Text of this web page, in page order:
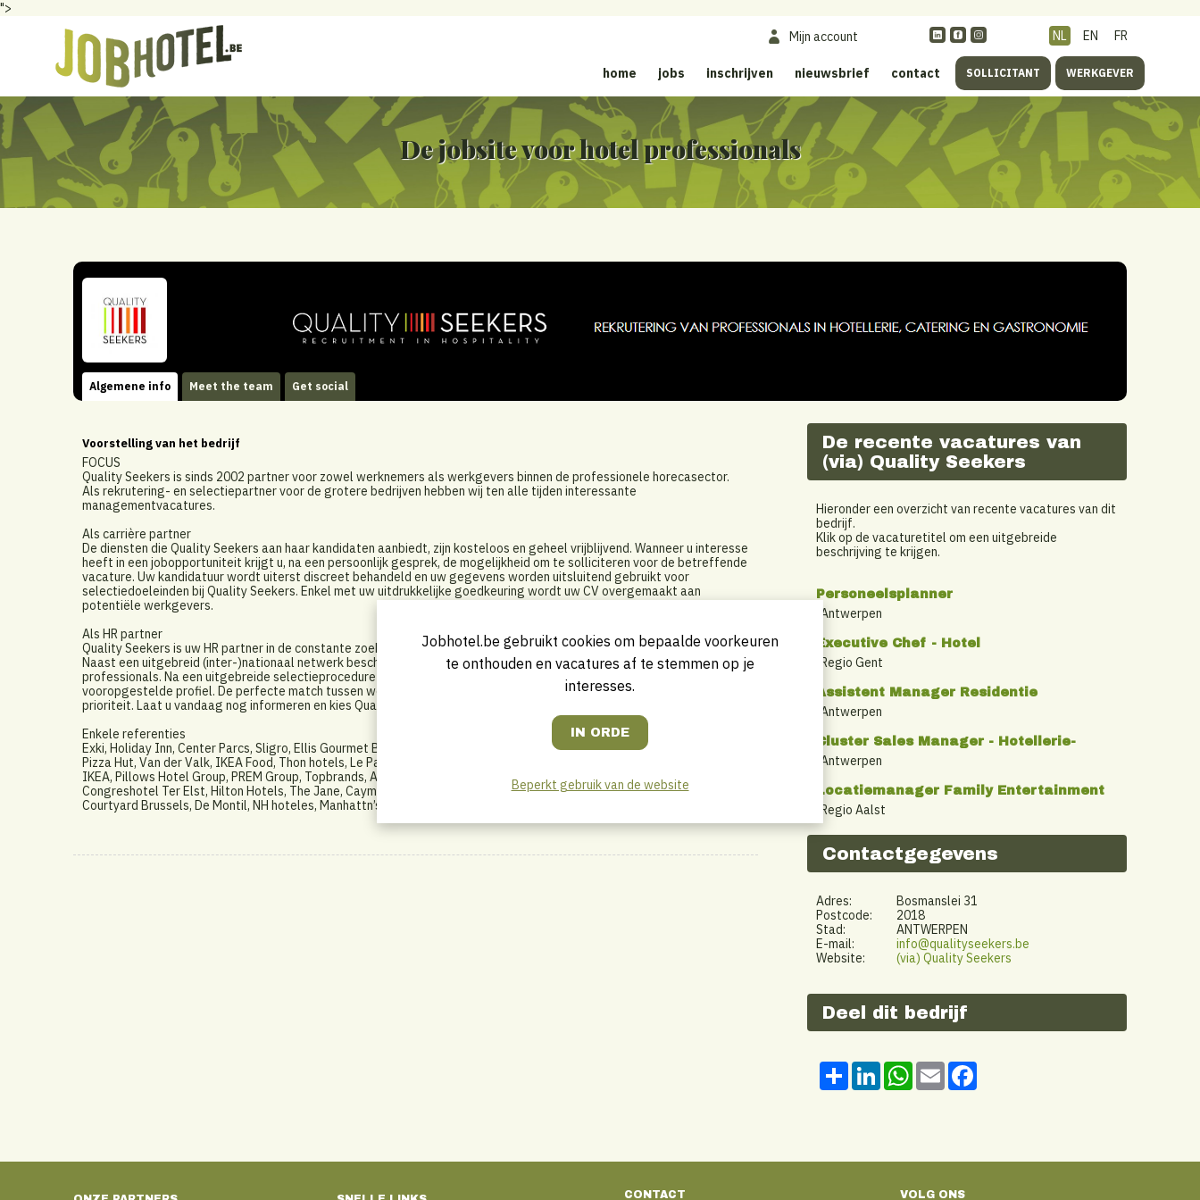
">
NL
EN FR
Mijn account
home jobs inschrijven nieuwsbrief contact SOLLICITANT WERKGEVER
De jobsite voor hotel professionals
Algemene info Meet the team Get social
Voorstelling van het bedrijf
FOCUS
Quality Seekers is sinds 2002 partner voor zowel werknemers als werkgevers binnen de professionele horecasector.
Als rekrutering- en selectiepartner voor de grotere bedrijven hebben wij ten alle tijden interessante
managementvacatures.
Als carrière partner
De diensten die Quality Seekers aan haar kandidaten aanbiedt, zijn kosteloos en geheel vrijblijvend. Wanneer u interesse
heeft in een jobopportuniteit krijgt u, na een persoonlijk gesprek, de mogelijkheid om te solliciteren voor de betreffende
vacature. Uw kandidatuur wordt uiterst discreet behandeld en uw gegevens worden uitsluitend gebruikt voor
selectiedoeleinden bij Quality Seekers. Enkel met uw uitdrukkelijke goedkeuring wordt uw CV overgemaakt aan
potentiële werkgevers.
Als HR partner
Quality Seekers is uw HR partner in de constante zoektocht naar de beste medewerkers.
Naast een uitgebreid (inter-)nationaal netwerk beschikt Quality Seekers over een up-to-date database van horeca
professionals. Na een uitgebreide selectieprocedure worden uitsluitend kandidaten voorgesteld die voldoen aan het
vooropgestelde profiel. De perfecte match tussen werkgever en werknemer is in onze activiteiten steeds onze
prioriteit. Laat u vandaag nog informeren en kies Quality Seekers als partner in uw zoektocht naar professionals.
Enkele referenties
Exki, Holiday Inn, Center Parcs, Sligro, Ellis Gourmet Burger, Pleasures, Trinity Purchasing, BAVET, Pentahotels, Rezidor,
Pizza Hut, Van der Valk, IKEA Food, Thon hotels, Le Pain Quotidien, Compass Group, Metro, Frites Atelier, Greenway,
IKEA, Pillows Hotel Group, PREM Group, Topbrands, Agoria, Marriott, Sandton, Blycolin, Hotel Julien, Recreatie- en
Congreshotel Ter Elst, Hilton Hotels, The Jane, Cayman Hospitality Group, Middelpunt, O'Learys, J&M Catering,
Courtyard Brussels, De Montil, NH hoteles, Manhattn’s, Van der Valk Hotels, Otomat, Topbrands …
De recente vacatures van
(via) Quality Seekers
Hieronder een overzicht van recente vacatures van dit
bedrijf.
Klik op de vacaturetitel om een uitgebreide
beschrijving te krijgen.
Personeelsplanner
Antwerpen
Executive Chef - Hotel
Regio Gent
Assistent Manager Residentie
Antwerpen
Cluster Sales Manager - Hotellerie-
Antwerpen
Locatiemanager Family Entertainment
Regio Aalst
Contactgegevens
Adres:
Bosmanslei 31
Postcode:
2018
Stad:
ANTWERPEN
E-mail:
info@qualityseekers.be
Website:
(via) Quality Seekers
Deel dit bedrijf
Share LinkedInWhatsApp
Email
CONTACT VOLG ONS
Jobhotel.be gebruikt cookies om bepaalde voorkeuren
te onthouden en vacatures af te stemmen op je
interesses.
Beperkt gebruik van de website